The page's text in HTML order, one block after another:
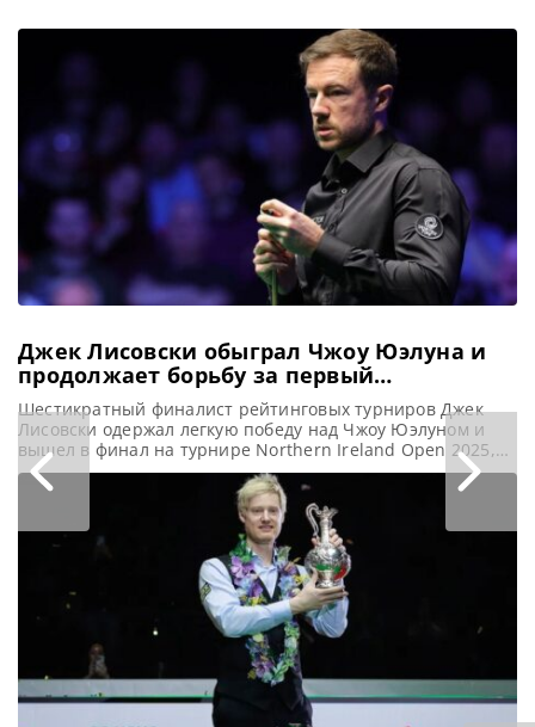
Джек Лисовски обыграл Чжоу Юэлуна и
продолжает борьбу за первый
рейтинговый титул
Шестикратный финалист рейтинговых турниров Джек
Лисовски одержал легкую победу над Чжоу Юэлуном и
вышел в финал на турнире Northern Ireland Open 2025,
сообщает WST Джек Лисовски продолжил впечатляющее
выступление на турнире Northern Ireland Open,
уверенно победив Чжоу Юэлуна со счетом 6-1. Эта
победа, отмеченная тремя сенчури брейками, вывела его
в финал седьмого рейтингового турнира и